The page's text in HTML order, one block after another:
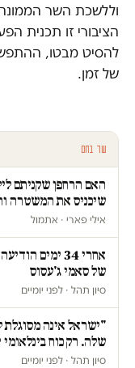
וללשכת השר
הציבורי זו תכנית
להסיט מבטו,
של זמן.
עוד בחם
האם הרחפן שקניתם
שיכניס את המשטרה
אילי פארי · אתמול
אחרי 34 ימים
של סאמי ג'עסוס
סיון תהל · לפני יומיים
"ישראל אינה מסוגלת
שלה. רק כוח
סיון תהל · לפני יומיים